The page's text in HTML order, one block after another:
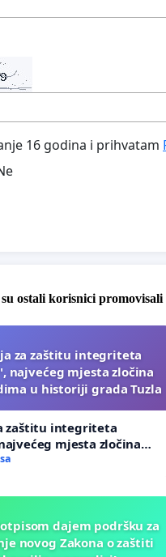
16 godina i prihvatam
ostali korisnici promovisali
za zaštitu integriteta
najvećeg mjesta zločina
u historiji grada Tuzla
zaštitu integriteta
mjesta zločina
u historiji grada Tuzla
dajem podršku za
novog Zakona o zaštiti